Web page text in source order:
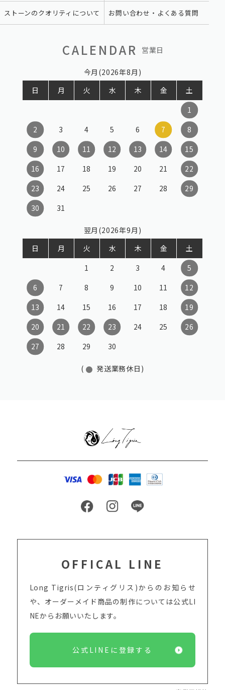
ストーンのクオリティについて お問い合わせ・よくある質問
CALENDAR 営業日
今月(2026年8月)
日
月 火 水 木 金
土
1
2
3 4 5 6 7
8
9
10 11 12 13 14
15
16
17 18 19 20 21
22
23
24 25 26 27 28
29
30
31
翌月(2026年9月)
日
月 火 水 木 金
土
1
2 3 4
5
6
7 8 9 10 11
12
13
14 15 16 17 18
19
20
21 22 23 24 25
26
27
28 29 30
( 発送業務休日)
OFFICAL LINE
Long Tigris(ロンティグリス)からのお知らせ
や、オーダーメイド商品の制作については公式LI
NEからお願いいたします。
公式LINEに登録する